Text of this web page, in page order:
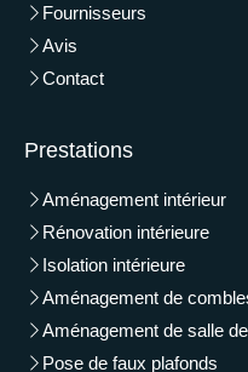
Fournisseurs
Avis
Contact
Prestations
Aménagement intérieur
Rénovation intérieure
Isolation intérieure
Aménagement de
Aménagement de salle
Pose de faux plafonds